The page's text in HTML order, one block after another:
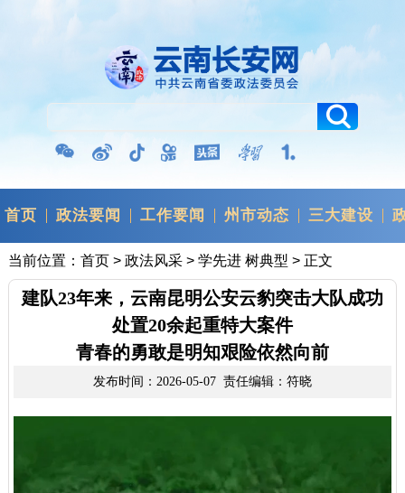
首页 政法要闻 工作要闻 州市动态 三大建设
当前位置： 首页> 政法风采> 学先进 树典型 > 正文
建队23年来，云南昆明公安云豹突击大队成功
处置20余起重特大案件
青春的勇敢是明知艰险依然向前
发布时间：2026-05-07 责任编辑：符晓